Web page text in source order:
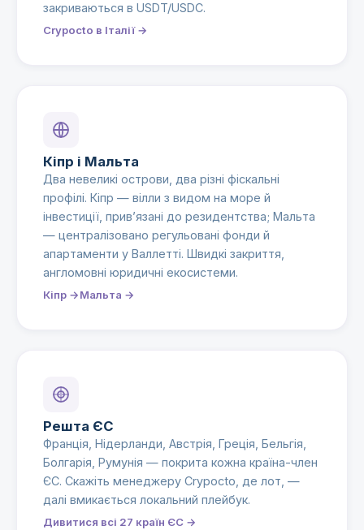
закриваються в USDT/USDC.
Crypocto в Італії →
Кіпр і Мальта
Два невеликі острови, два різні фіскальні
профілі. Кіпр — вілли з видом на море й
інвестиції, прив’язані до резидентства; Мальта
— централізовано регульовані фонди й
апартаменти у Валлетті. Швидкі закриття,
англомовні юридичні екосистеми.
Кіпр →Мальта →
Решта ЄС
Франція, Нідерланди, Австрія, Греція, Бельгія,
Болгарія, Румунія — покрита кожна країна-член
ЄС. Скажіть менеджеру Crypocto, де лот, —
далі вмикається локальний плейбук.
Дивитися всі 27 країн ЄС →